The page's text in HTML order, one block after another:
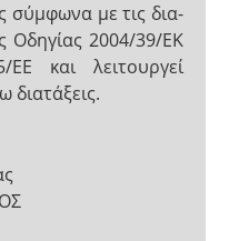
σύμφωνα με τις δια-
Οδηγίας 2004/39/ΕΚ
και λειτουργεί
διατάξεις.